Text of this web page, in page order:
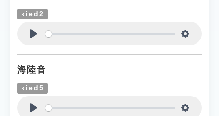
kied2
海陸音
kied5